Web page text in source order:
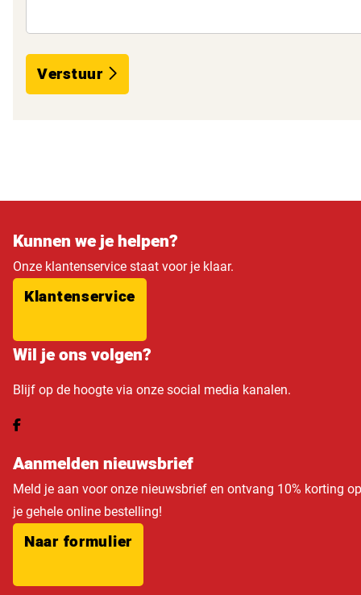
Verstuur
Kunnen we je helpen?
Onze klantenservice staat voor je klaar.
Klantenservice
Wil je ons volgen?
Blijf op de hoogte via onze social media kanalen.
Aanmelden nieuwsbrief
Meld je aan voor onze nieuwsbrief en ontvang 10% korting op
je gehele online bestelling!
Naar formulier